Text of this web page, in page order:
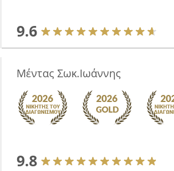
9.6
Μέντας Σωκ.Ιωάννης
9.8